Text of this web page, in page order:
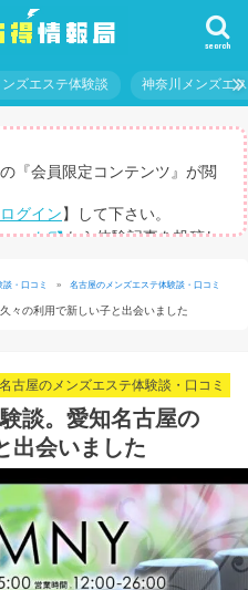
search
ンズエステ体験談 神奈川メンズエ
『会員限定コンテンツ』が閲
グイン】して下さい。
ーム
から体験記事を投稿し
の記事を閲覧したい方のため
・口コミ » 名古屋のメンズエステ体験談・口コミ
々の利用で新しい子と出会いました
名古屋のメンズエステ体験談・口コミ
談。愛知名古屋の
出会いました